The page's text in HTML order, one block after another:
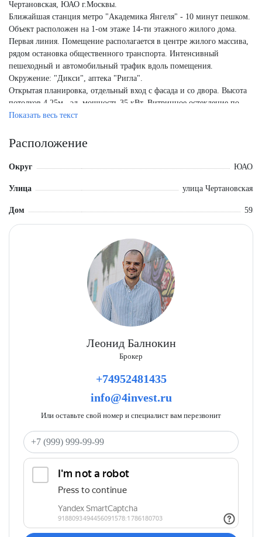
Чертановская, ЮАО г.Москвы.
Ближайшая станция метро "Академика Янгеля" - 10 минут пешком.
Объект расположен на 1-ом этаже 14-ти этажного жилого дома.
Первая линия. Помещение располагается в центре жилого массива,
рядом остановка общественного транспорта. Интенсивный
пешеходный и автомобильный трафик вдоль помещения.
Окружение: "Дикси", аптека "Ригла".
Открытая планировка, отдельный вход с фасада и со двора. Высота
потолков 4,25м., эл. мощность 35 кВт. Витринное остекление по
фасаду. Парковка напротив помещения. Место для размещения
Арендатор: "Самокат" ДДА с апреля 2023 года до декабря 2028 года.
на долгосрочный). Безусловная индексация 6% с 3-го года.
Показать весь текст
Расположение
Округ ЮАО
Улица улица Чертановская
Дом 59
Леонид Балнокин
Брокер
+74952481435
info@4invest.ru
Или оставьте свой номер и специалист вам перезвонит